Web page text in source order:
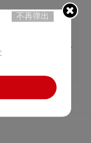
协会—京字体图片
不再弹出